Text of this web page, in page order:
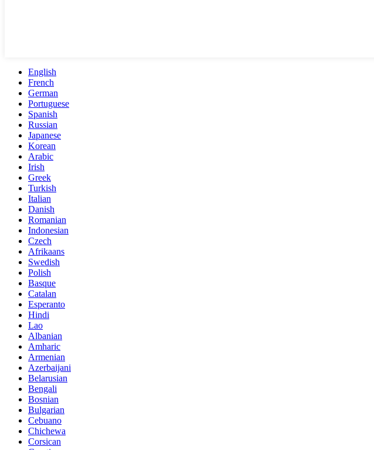
English
French
German
Portuguese
Spanish
Russian
Japanese
Korean
Arabic
Irish
Greek
Turkish
Italian
Danish
Romanian
Indonesian
Czech
Afrikaans
Swedish
Polish
Basque
Catalan
Esperanto
Hindi
Lao
Albanian
Amharic
Armenian
Azerbaijani
Belarusian
Bengali
Bosnian
Bulgarian
Cebuano
Chichewa
Corsican